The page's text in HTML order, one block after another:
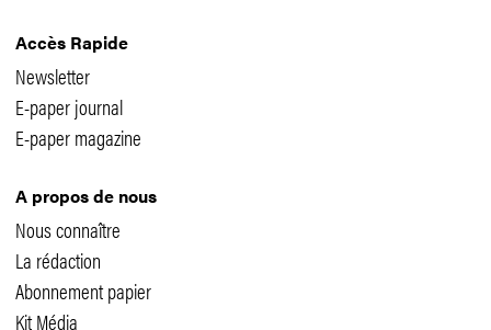
Accès Rapide
Newsletter
E-paper journal
E-paper magazine
A propos de nous
Nous connaître
La rédaction
Abonnement papier
Kit Média